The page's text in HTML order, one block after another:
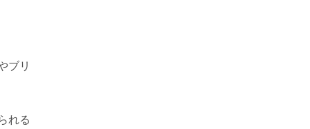
ブリ
れる